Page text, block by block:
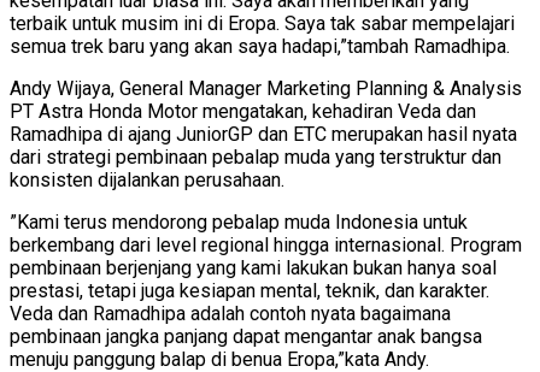
terbaik untuk musim ini di Eropa. Saya tak sabar mempelajari
semua trek baru yang akan saya hadapi,”tambah Ramadhipa.
Andy Wijaya, General Manager Marketing Planning & Analysis
PT Astra Honda Motor mengatakan, kehadiran Veda dan
Ramadhipa di ajang JuniorGP dan ETC merupakan hasil nyata
dari strategi pembinaan pebalap muda yang terstruktur dan
konsisten dijalankan perusahaan.
”Kami terus mendorong pebalap muda Indonesia untuk
berkembang dari level regional hingga internasional. Program
pembinaan berjenjang yang kami lakukan bukan hanya soal
prestasi, tetapi juga kesiapan mental, teknik, dan karakter.
Veda dan Ramadhipa adalah contoh nyata bagaimana
pembinaan jangka panjang dapat mengantar anak bangsa
menuju panggung balap di benua Eropa,”kata Andy.